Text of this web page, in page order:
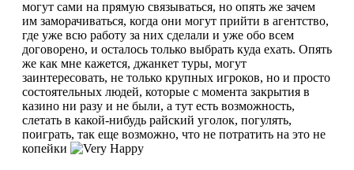
могут сами на прямую связываться, но опять же зачем
им заморачиваться, когда они могут прийти в агентство,
где уже всю работу за них сделали и уже обо всем
договорено, и осталось только выбрать куда ехать. Опять
же как мне кажется, джанкет туры, могут
заинтересовать, не только крупных игроков, но и просто
состоятельных людей, которые с момента закрытия в
казино ни разу и не были, а тут есть возможность,
слетать в какой-нибудь райский уголок, погулять,
поиграть, так еще возможно, что не потратить на это не
копейки